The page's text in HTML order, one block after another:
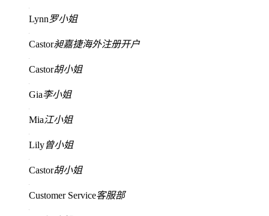
Lynn罗小姐
Castor昶嘉捷海外注册开户
Castor胡小姐
Gia李小姐
Mia江小姐
Lily曾小姐
Castor胡小姐
Customer Service客服部